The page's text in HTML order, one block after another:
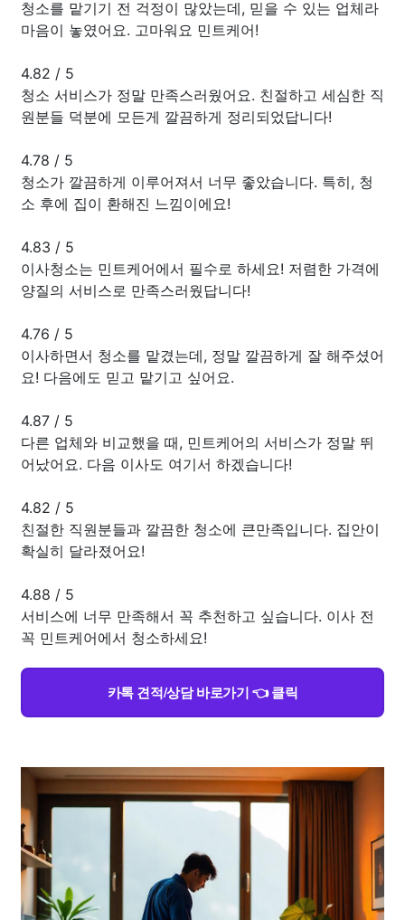
청소를 맡기기 전 걱정이 많았는데, 믿을 수 있는 업체라
마음이 놓였어요. 고마워요 민트케어!
4.82 / 5
청소 서비스가 정말 만족스러웠어요. 친절하고 세심한 직
원분들 덕분에 모든게 깔끔하게 정리되었답니다!
4.78 / 5
청소가 깔끔하게 이루어져서 너무 좋았습니다. 특히, 청
소 후에 집이 환해진 느낌이에요!
4.83 / 5
이사청소는 민트케어에서 필수로 하세요! 저렴한 가격에
양질의 서비스로 만족스러웠답니다!
4.76 / 5
이사하면서 청소를 맡겼는데, 정말 깔끔하게 잘 해주셨어
요! 다음에도 믿고 맡기고 싶어요.
4.87 / 5
다른 업체와 비교했을 때, 민트케어의 서비스가 정말 뛰
어났어요. 다음 이사도 여기서 하겠습니다!
4.82 / 5
친절한 직원분들과 깔끔한 청소에 큰만족입니다. 집안이
확실히 달라졌어요!
4.88 / 5
서비스에 너무 만족해서 꼭 추천하고 싶습니다. 이사 전
꼭 민트케어에서 청소하세요!
카톡 견적/상담 바로가기 👈 클릭